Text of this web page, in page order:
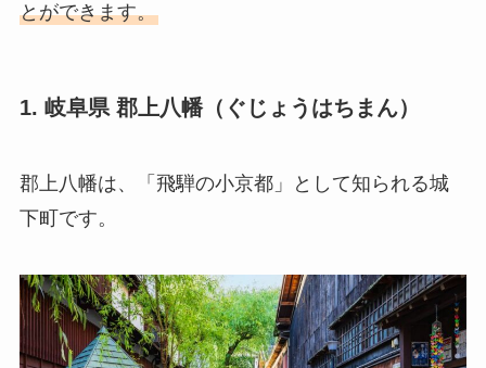
とができます。
1. 岐阜県 郡上八幡（ぐじょうはちまん）
郡上八幡は、「飛騨の小京都」として知られる城
下町です。